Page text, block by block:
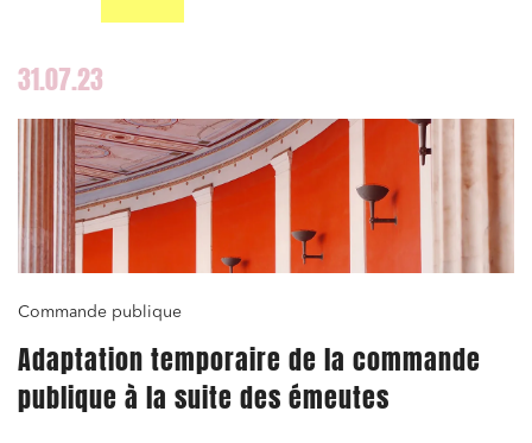
31.07.23
Commande publique
Adaptation temporaire de la commande
publique à la suite des émeutes